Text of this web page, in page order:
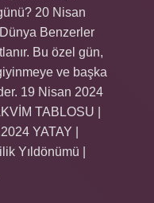
20 Nisan
Benzerler
Bu özel gün,
ve başka
19 Nisan 2024
TABLOSU |
YATAY |
Yıldönümü |